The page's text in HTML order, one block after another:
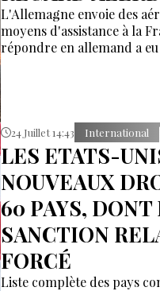
L'Allemagne envoie des
moyens d'assistance à la
répondre en allemand a
24 Juillet 14:43 International
LES ETATS-
NOUVEAUX
60 PAYS, DONT
SANCTION
FORCÉ
Liste complète des pays